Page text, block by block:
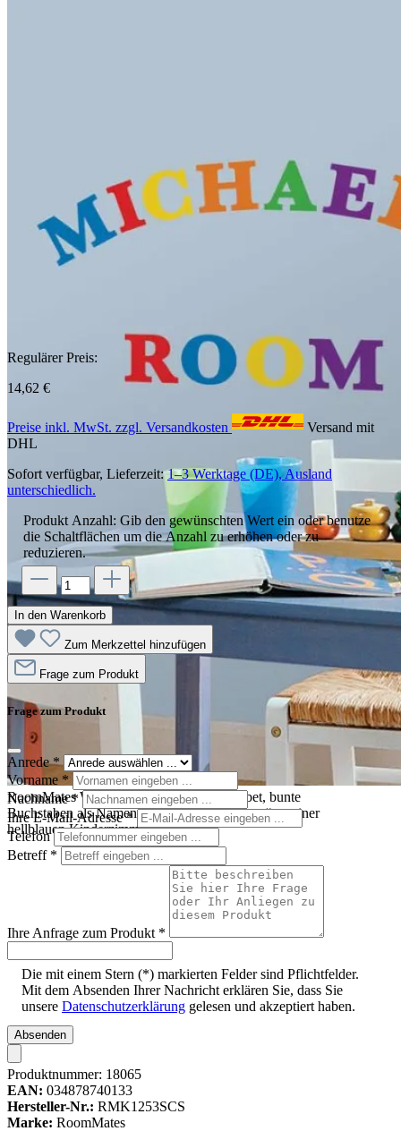
RoomMates Wandsticker Colourful Alphabet, bunte
Buchstaben als Namenszug „Michael's Room“ an einer
hellblauen Kinderzimmerwand
Regulärer Preis:
14,62 €
Preise inkl. MwSt. zzgl. Versandkosten
Versand mit
DHL
Sofort verfügbar, Lieferzeit:1–3 Werktage (DE), Ausland
unterschiedlich.
Produkt Anzahl: Gib den gewünschten Wert ein oder benutze
die Schaltflächen um die Anzahl zu erhöhen oder zu
reduzieren.
In den Warenkorb
Zum Merkzettel hinzufügen
Frage zum Produkt
Frage zum Produkt
Anrede*
Vorname *
Nachname*
Ihre E-Mail-Adresse*
Telefon
Betreff *
Ihre Anfrage zum Produkt *
Die mit einem Stern (*) markierten Felder sind Pflichtfelder.
Mit dem Absenden Ihrer Nachricht erklären Sie, dass Sie
unsere Datenschutzerklärung gelesen und akzeptiert haben.
Absenden
Produktnummer: 18065
EAN: 034878740133
Hersteller-Nr.: RMK1253SCS
Marke: RoomMates